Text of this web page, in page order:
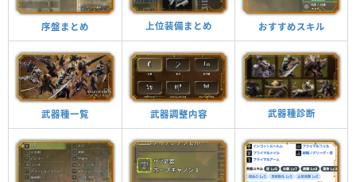
序盤まとめ 上位装備まとめ おすすめスキル
武器種一覧 武器調整内容 武器種診断